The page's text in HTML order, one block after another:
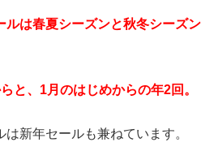
ルは春夏シーズンと秋冬シーズン
と、1月のはじめからの年2回。
新年セールも兼ねています。